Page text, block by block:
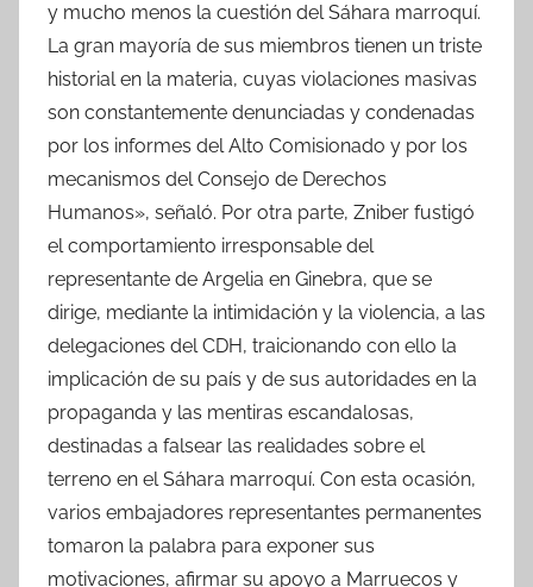
y mucho menos la cuestión del Sáhara marroquí.
La gran mayoría de sus miembros tienen un triste
historial en la materia, cuyas violaciones masivas
son constantemente denunciadas y condenadas
por los informes del Alto Comisionado y por los
mecanismos del Consejo de Derechos
Humanos», señaló. Por otra parte, Zniber fustigó
el comportamiento irresponsable del
representante de Argelia en Ginebra, que se
dirige, mediante la intimidación y la violencia, a las
delegaciones del CDH, traicionando con ello la
implicación de su país y de sus autoridades en la
propaganda y las mentiras escandalosas,
destinadas a falsear las realidades sobre el
terreno en el Sáhara marroquí. Con esta ocasión,
varios embajadores representantes permanentes
tomaron la palabra para exponer sus
motivaciones, afirmar su apoyo a Marruecos y